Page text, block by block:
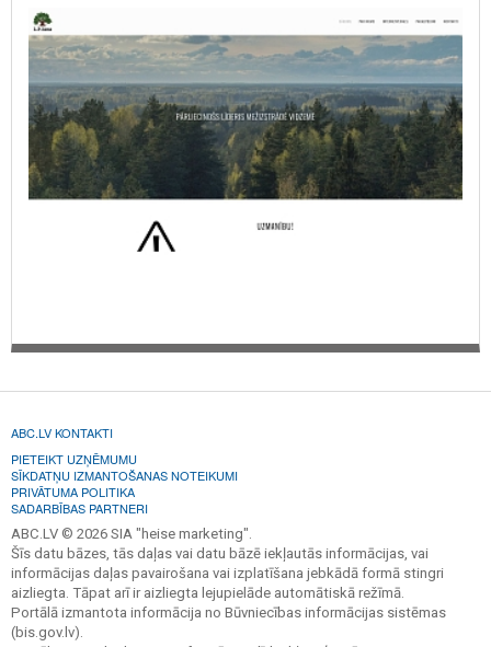
ABC.LV KONTAKTI
PIETEIKT UZŅĒMUMU
SĪKDATŅU IZMANTOŠANAS NOTEIKUMI
PRIVĀTUMA POLITIKA
SADARBĪBAS PARTNERI
ABC.LV © 2026 SIA "heise marketing".
Šīs datu bāzes, tās daļas vai datu bāzē iekļautās informācijas, vai
informācijas daļas pavairošana vai izplatīšana jebkādā formā stingri
aizliegta. Tāpat arī ir aizliegta lejupielāde automātiskā režīmā.
Portālā izmantota informācija no Būvniecības informācijas sistēmas
(bis.gov.lv).